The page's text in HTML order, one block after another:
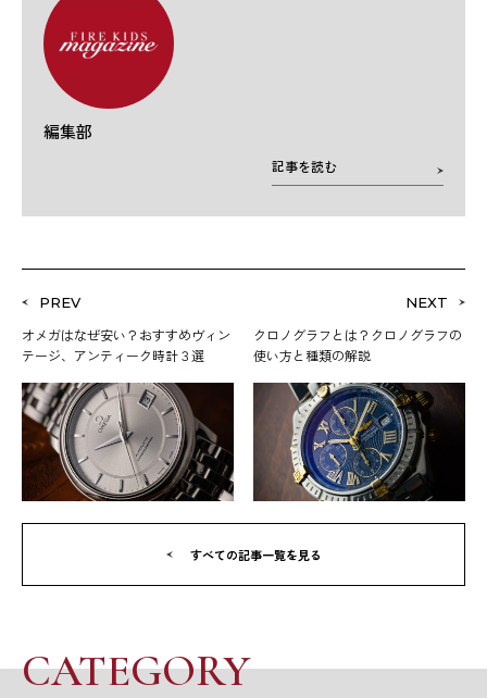
編集部
記事を読む
CATEGORY
PREV
オメガはなぜ安い？おすすめヴィン
テージ、アンティーク時計３選
NEXT
クロノグラフとは？クロノグラフの
使い方と種類の解説
すべての記事一覧を見る